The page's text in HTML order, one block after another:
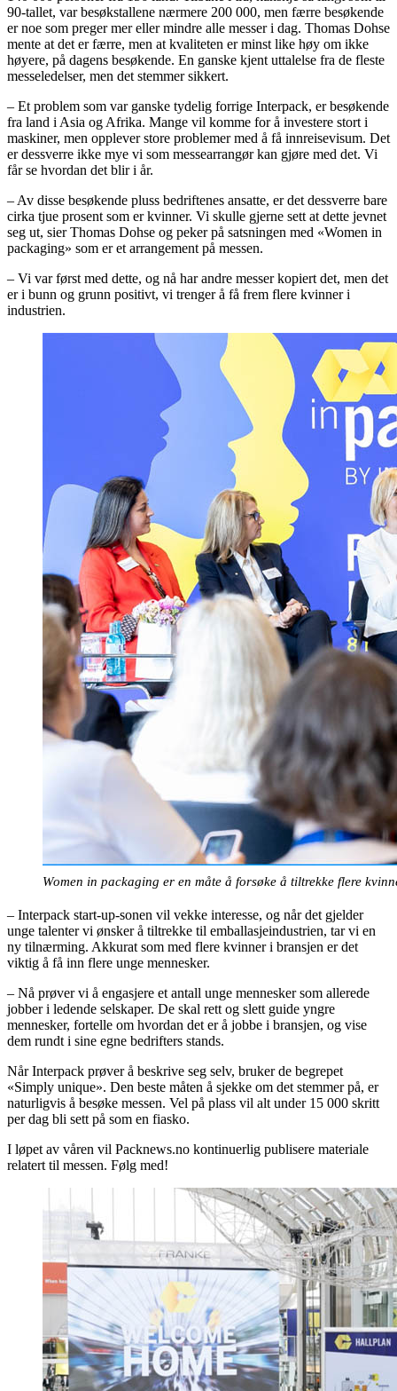
90-tallet, var besøkstallene nærmere 200 000, men færre besøkende
er noe som preger mer eller mindre alle messer i dag. Thomas Dohse
mente at det er færre, men at kvaliteten er minst like høy om ikke
høyere, på dagens besøkende. En ganske kjent uttalelse fra de fleste
messeledelser, men det stemmer sikkert.
– Et problem som var ganske tydelig forrige Interpack, er besøkende
fra land i Asia og Afrika. Mange vil komme for å investere stort i
maskiner, men opplever store problemer med å få innreisevisum. Det
er dessverre ikke mye vi som messearrangør kan gjøre med det. Vi
får se hvordan det blir i år.
– Av disse besøkende pluss bedriftenes ansatte, er det dessverre bare
cirka tjue prosent som er kvinner. Vi skulle gjerne sett at dette jevnet
seg ut, sier Thomas Dohse og peker på satsningen med «Women in
packaging» som er et arrangement på messen.
– Vi var først med dette, og nå har andre messer kopiert det, men det
er i bunn og grunn positivt, vi trenger å få frem flere kvinner i
industrien.
Women in packaging er en måte å forsøke å tiltrekke flere
– Interpack start-up-sonen vil vekke interesse, og når det gjelder
unge talenter vi ønsker å tiltrekke til emballasjeindustrien, tar vi en
ny tilnærming. Akkurat som med flere kvinner i bransjen er det
viktig å få inn flere unge mennesker.
– Nå prøver vi å engasjere et antall unge mennesker som allerede
jobber i ledende selskaper. De skal rett og slett guide yngre
mennesker, fortelle om hvordan det er å jobbe i bransjen, og vise
dem rundt i sine egne bedrifters stands.
Når Interpack prøver å beskrive seg selv, bruker de begrepet
«Simply unique». Den beste måten å sjekke om det stemmer på, er
naturligvis å besøke messen. Vel på plass vil alt under 15 000 skritt
per dag bli sett på som en fiasko.
I løpet av våren vil Packnews.no kontinuerlig publisere materiale
relatert til messen. Følg med!